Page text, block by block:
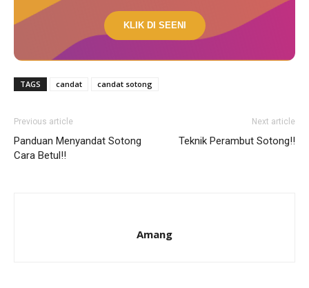
KLIK DI SEENI
TAGS candat candat sotong
Previous article
Panduan Menyandat Sotong
Cara Betul!!
Next article
Teknik Perambut Sotong!!
Amang